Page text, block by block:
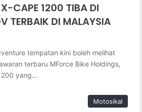
CAPE 1200 TIBA DI
TERBAIK DI MALAYSIA
tempatan kini boleh melihat
terbaru MForce Bike Holdings,
yang…
Motosikal